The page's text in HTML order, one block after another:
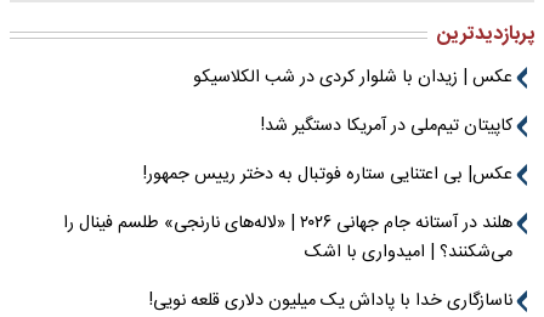
پربازدیدترین
عکس | زیدان با شلوار کردی در شب الکلاسیکو
کاپیتان تیم‌ملی در آمریکا دستگیر شد!
عکس| بی اعتنایی ستاره فوتبال به دختر رییس جمهور!
هلند در آستانه جام جهانی ۲۰۲۶ | «لاله‌های نارنجی» طلسم فینال را
می‌شکنند؟ | امیدواری با اشک
ناسازگاری خدا با پاداش یک میلیون دلاری قلعه نویی!